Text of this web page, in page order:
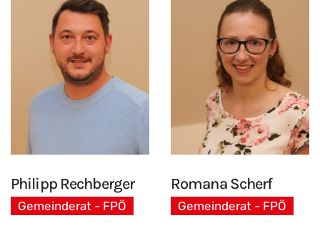
Philipp Rechberger
Gemeinderat - FPÖ
Romana Scherf
Gemeinderat - FPÖ